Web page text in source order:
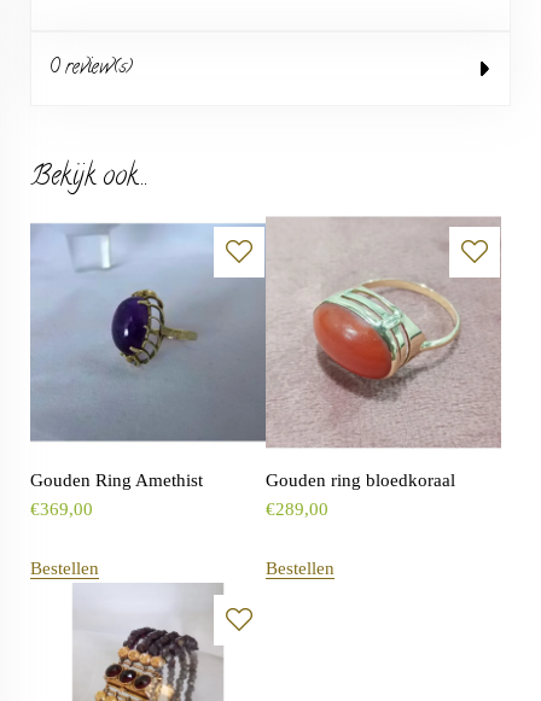
0 review(s)
Bekijk ook...
Gouden Ring Amethist
€369,00
Bestellen
Gouden ring bloedkoraal
€289,00
Bestellen